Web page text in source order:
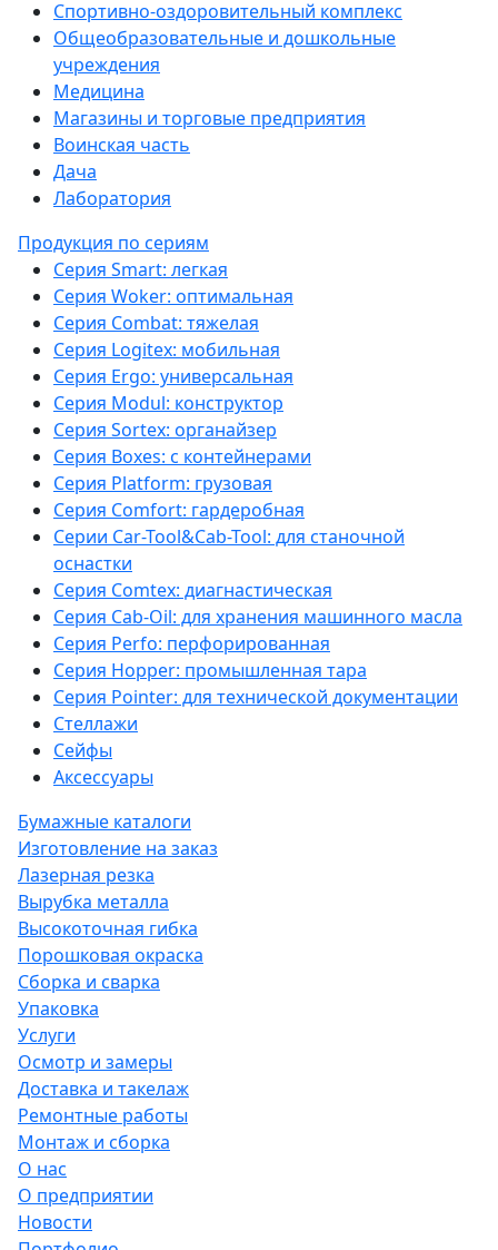
Спортивно-оздоровительный комплекс
Общеобразовательные и дошкольные
учреждения
Медицина
Магазины и торговые предприятия
Воинская часть
Дача
Лаборатория
Продукция по сериям
Серия Smart: легкая
Серия Woker: оптимальная
Серия Combat: тяжелая
Серия Logitex: мобильная
Серия Ergo: универсальная
Серия Modul: конструктор
Серия Sortex: органайзер
Серия Boxes: с контейнерами
Серия Platform: грузовая
Серия Comfort: гардеробная
Серии Car-Tool&Cab-Tool: для станочной
оснастки
Серия Comtex: диагнастическая
Серия Cab-Oil: для хранения машинного масла
Серия Perfo: перфорированная
Серия Hopper: промышленная тара
Серия Pointer: для технической документации
Стеллажи
Сейфы
Аксессуары
Бумажные каталоги
Изготовление на заказ
Лазерная резка
Вырубка металла
Высокоточная гибка
Порошковая окраска
Сборка и сварка
Упаковка
Услуги
Осмотр и замеры
Доставка и такелаж
Ремонтные работы
Монтаж и сборка
О нас
О предприятии
Новости